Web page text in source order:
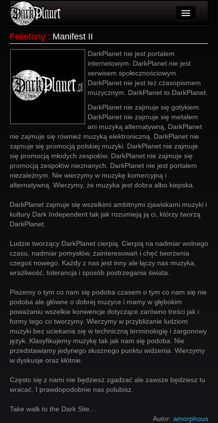
Użytkownicy
Galeria
Więcej
Login
Felietony : Manifest II
DarkPlanet nie jest portalem
internetowym. DarkPlanet nie jest
serwisem społecznościowym.
DarkPlanet nie jest też czasopismem
muzycznym. DarkPlanet to DarkPlanet.
DarkPlanet nie zajmuje się gotykiem.
DarkPlanet nie zajmuje się metalem
ani muzyką alternatywną, DarkPlanet
nie zajmuje się również muzyką elektroniczną. DarkPlanet nie
zajmuje się promocją polskiej muzyki. DarkPlanet nie zajmuje
się promocją młodych zespołów. DarkPlanet nie zajmuje się
promocją zespołów nieznanych. DarkPlanet nie jest portalem
niezależnym. Nie wierzymy w muzykę komercyjną i
alternatywną. Wierzymy, że muzyka jest dobra albo kiepska.
DarkPlanet zajmuje się wszelkimi ambitnymi zjawiskami muzyki i
kultury Dark Independent tak jak rozumieją ją ci, którzy tworzą
DarkPlanet.
Ludzie tworzący DarkPlanet cierpią. Cierpią na nadmiar wolnego
czasu, nadmiar pomysłów, zainteresowań i chęć tworzenia
czegoś nowego. Każdy z nas jest inny ale łączy nas muzyka,
wrażliwość, tolerancja i sposób postrzegania świata.
Piszemy o tym co nam się podoba czasem o tym co nam się nie
podoba ale główne o dobrej muzyce i mamy w głębokim
poważaniu wszelkie konwencje dotyczące zarówno treści jak i
formy tego co tworzymy. Wierzymy w przybliżanie ludziom
muzyki bez uciekania się w techniczną terminologię i żargonowy
język. Klasyfikujemy muzykę tak jak nam się podoba. Nie
przedstawiamy jedynego słusznego punktu widzenia. Wierzymy
w dyskusje oraz kłótnie.
Często się z nami nie będziesz zgadzać ale zawsze będziesz tu
wracać. I prawdopodobnie nas polubisz.
Take walk to the Dark Site…
Autor: amorphous